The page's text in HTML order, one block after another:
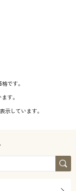
です。
す。
しています。